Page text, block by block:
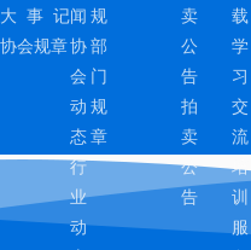
大 事 记
协会规章
闻
协
会
动
态
行
业
动
规
部
门
规
章
卖
公
告
拍
卖
公
告
载
学
习
交
流
培
训
服